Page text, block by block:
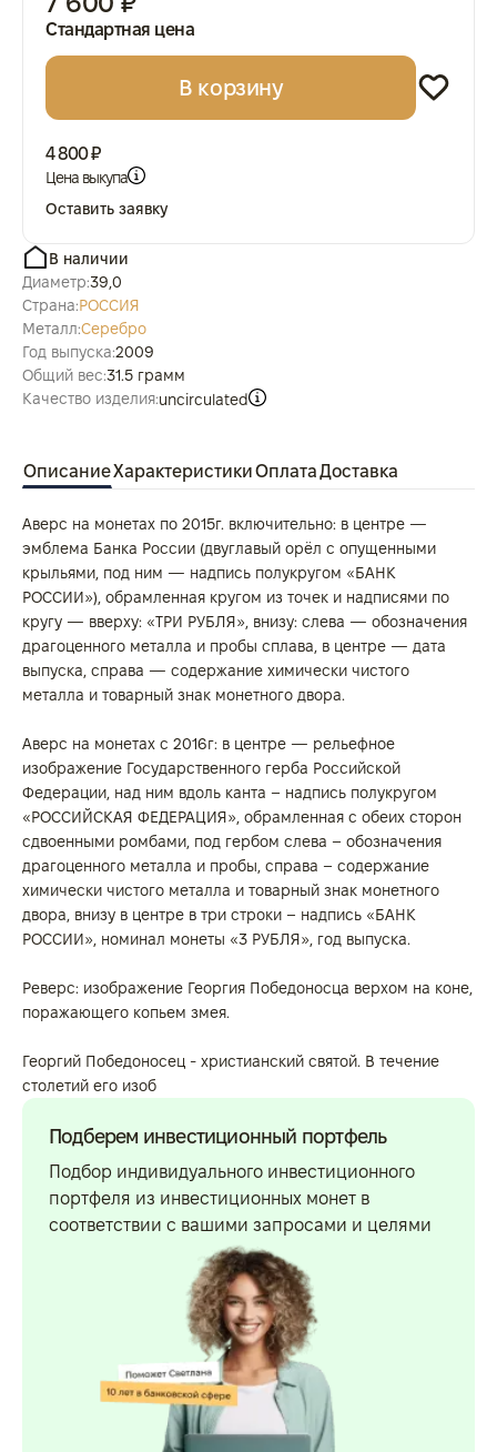
Стандартная цена
В корзину
4 800 ₽
Цена выкупа
Оставить заявку
В наличии
Диаметр:39,0
Страна:РОССИЯ
Металл:Серебро
Год выпуска:2009
Общий вес:31.5 грамм
Качество изделия:uncirculated
ОписаниеХарактеристикиОплатаДоставка
Аверс на монетах по 2015г. включительно: в центре —
эмблема Банка России (двуглавый орёл с опущенными
крыльями, под ним — надпись полукругом «БАНК
РОССИИ»), обрамленная кругом из точек и надписями по
кругу — вверху: «ТРИ РУБЛЯ», внизу: слева — обозначения
драгоценного металла и пробы сплава, в центре — дата
выпуска, справа — содержание химически чистого
металла и товарный знак монетного двора.
Аверс на монетах с 2016г: в центре — рельефное
изображение Государственного герба Российской
Федерации, над ним вдоль канта – надпись полукругом
«РОССИЙСКАЯ ФЕДЕРАЦИЯ», обрамленная с обеих сторон
сдвоенными ромбами, под гербом слева – обозначения
драгоценного металла и пробы, справа – содержание
химически чистого металла и товарный знак монетного
двора, внизу в центре в три строки – надпись «БАНК
РОССИИ», номинал монеты «3 РУБЛЯ», год выпуска.
Реверс: изображение Георгия Победоносца верхом на коне,
поражающего копьем змея.
Георгий Победоносец - христианский святой. В течение
столетий его изоб
Подберем инвестиционный портфель
Подбор индивидуального инвестиционного
портфеля из инвестиционных монет в
соответствии с вашими запросами и целями